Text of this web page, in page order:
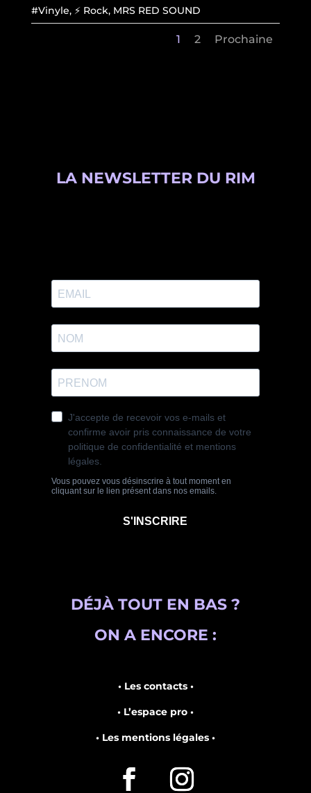
#Vinyle, ⚡ Rock, MRS RED SOUND
1 2 Prochaine
LA NEWSLETTER DU RIM
DÉJÀ TOUT EN BAS ?
ON A ENCORE :
• Les contacts •
• L’espace pro •
• Les mentions légales •